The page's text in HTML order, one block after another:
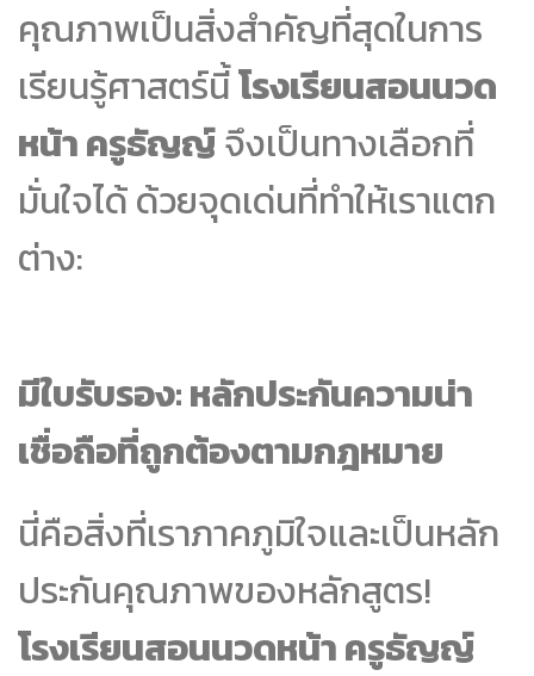
คุณภาพเป็นสิ่งสำคัญที่สุดในการ
เรียนรู้ศาสตร์นี้โรงเรียนสอนนวด
หน้า ครูธัญญ์จึงเป็นทางเลือกที่
มั่นใจได้ ด้วยจุดเด่นที่ทำให้เราแตก
ต่าง:
มีใบรับรอง: หลักประกันความน่า
เชื่อถือที่ถูกต้องตามกฎหมาย
นี่คือสิ่งที่เราภาคภูมิใจและเป็นหลัก
ประกันคุณภาพของหลักสูตร!
โรงเรียนสอนนวดหน้า ครูธัญญ์